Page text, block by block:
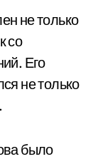
не только
со
Его
не только
было